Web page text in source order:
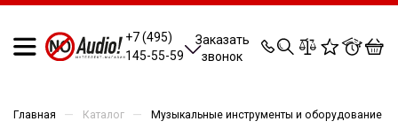
+7 (495)
145-55-59
Заказать
звонок
0 0 0 0
Главная — Каталог — Музыкальные инструменты и оборудование